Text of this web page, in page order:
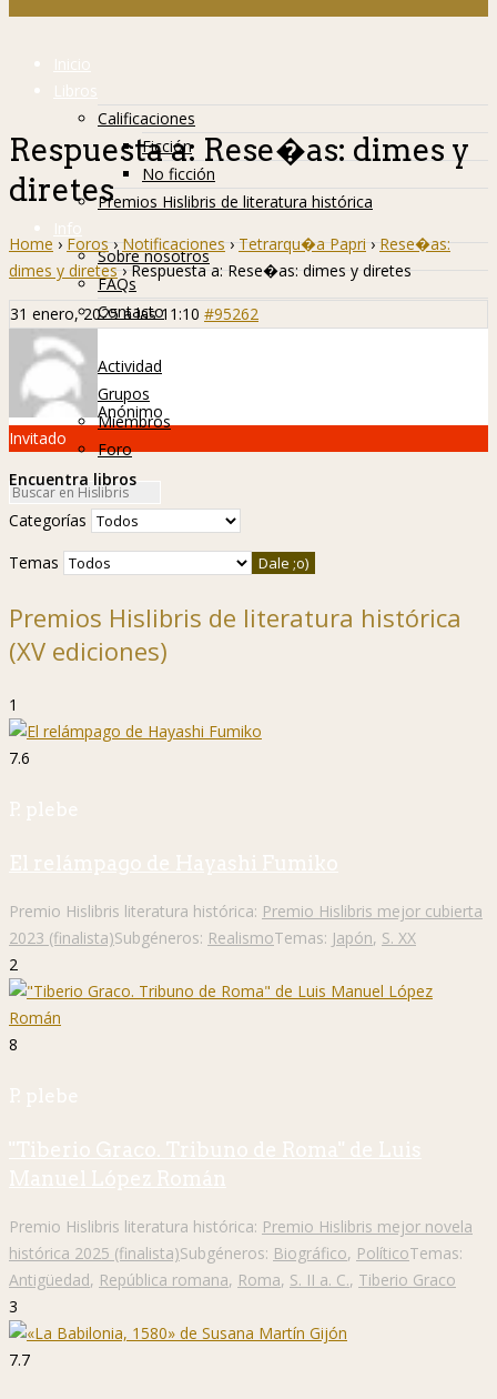
Inicio
Libros
Calificaciones
Ficción
No ficción
Premios Hislibris de literatura histórica
Info
Sobre nosotros
FAQs
Contacto
Hislibreños
Actividad
Grupos
Miembros
Foro
Respuesta a: Rese�as: dimes y
diretes
Home › Foros › Notificaciones › Tetrarqu�a Papri › Rese�as:
dimes y diretes › Respuesta a: Rese�as: dimes y diretes
31 enero, 2025 a las 11:10 #95262
Anónimo
Invitado
Encuentra libros
Categorías
Temas
Premios Hislibris de literatura histórica
(XV ediciones)
1
7.6
P. plebe
El relámpago de Hayashi Fumiko
Premio Hislibris literatura histórica: Premio Hislibris mejor cubierta
2023 (finalista)Subgéneros: RealismoTemas: Japón, S. XX
2
8
P. plebe
"Tiberio Graco. Tribuno de Roma" de Luis
Manuel López Román
Premio Hislibris literatura histórica: Premio Hislibris mejor novela
histórica 2025 (finalista)Subgéneros: Biográfico, PolíticoTemas:
Antigüedad, República romana, Roma, S. II a. C., Tiberio Graco
3
7.7